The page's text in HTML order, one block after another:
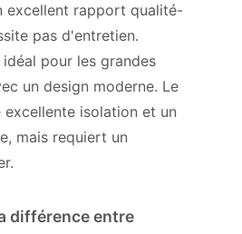
excellent rapport qualité-
pas d'entretien.
pour les grandes
un design moderne. Le
excellente isolation et un
mais requiert un
différence entre